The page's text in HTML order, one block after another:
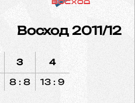
Восход 2011/12
3
8 : 8
4
13 : 9